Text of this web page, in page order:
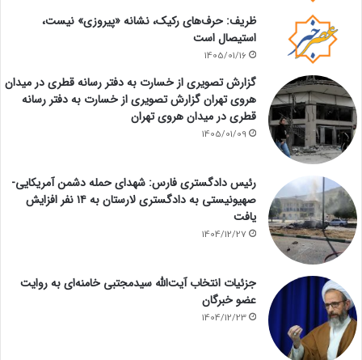
ظریف: حرف‌های رکیک، نشانه «پیروزی» نیست،
استیصال است
1405/01/16
گزارش تصویری از خسارت به دفتر رسانه قطری در میدان
هروی تهران گزارش تصویری از خسارت به دفتر رسانه
قطری در میدان هروی تهران
1405/01/09
رئیس دادگستری فارس: شهدای حمله دشمن آمریکایی-
صهیونیستی به دادگستری لارستان به ۱۴ نفر افزایش
یافت
1404/12/27
جزئیات انتخاب آیت‌الله سیدمجتبی خامنه‌ای به روایت
عضو خبرگان
1404/12/23